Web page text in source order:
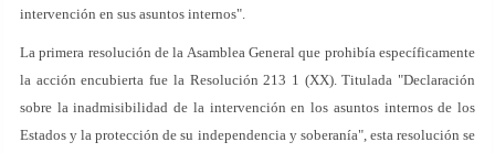
intervención en sus asuntos internos".
La primera resolución de la Asamblea General que prohibía específicamente
la acción encubierta fue la Resolución 213 1 (XX). Titulada "Declaración
sobre la inadmisibilidad de la intervención en los asuntos internos de los
Estados y la protección de su independencia y soberanía", esta resolución se